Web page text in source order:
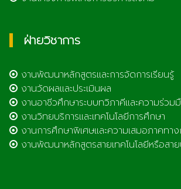
ฝ่ายวิชาการ
งานพัฒนาหลักสูตรและการจัดการเรียนรู้
งานวัดผลและประเมินผล
งานอาชีวศึกษาระบบทวิภาคีและความร่วม
งานวิทยบริการและเทคโนโลยีการศึกษา
งานการศึกษาพิเศษและความเสมอภาคทา
งานพัฒนาหลักสูตรสายเทคโนโลยีหรือสา